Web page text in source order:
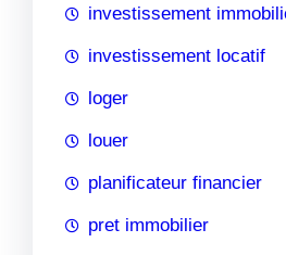
investissement
investissement locatif
loger
louer
planificateur financier
pret immobilier